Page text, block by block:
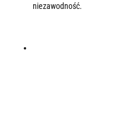
niezawodność.